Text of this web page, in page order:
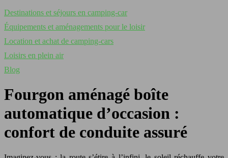
Destinations et séjours en camping-car
Équipements et aménagements pour le loisir
Location et achat de camping-cars
Loisirs en plein air
Blog
Fourgon aménagé boîte
automatique d’occasion :
confort de conduite assuré